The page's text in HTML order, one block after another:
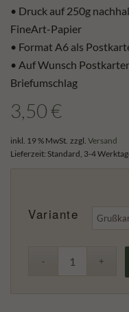
• Druck auf 250g
FineArt-Papier
• Format A6 als
• Auf Wunsch
Briefumschlag
3,50€
inkl. 19 % MwSt. zzgl. Versand
Lieferzeit: Standard, 3-4
Variante